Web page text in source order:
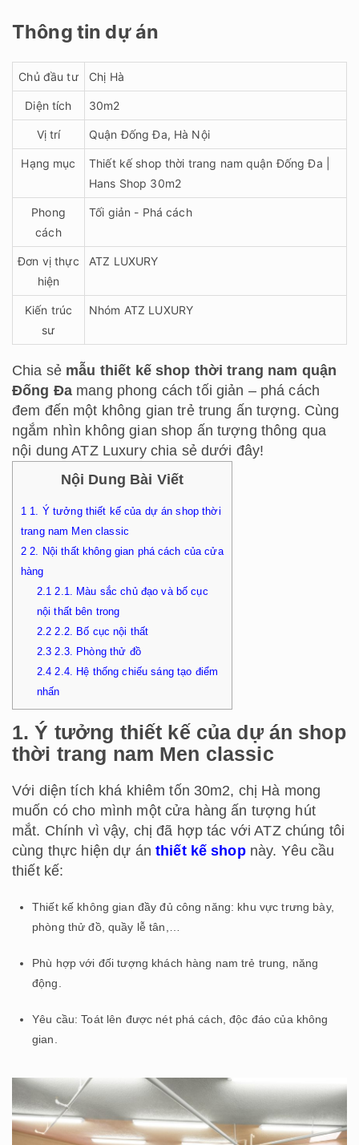
Thông tin dự án
Chủ đầu tư Chị Hà
Diện tích 30m2
Vị trí Quận Đống Đa, Hà Nội
Hạng mục
Thiết kế shop thời trang nam quận Đống Đa |
Hans Shop 30m2
Phong
cách
Tối giản - Phá cách
Đơn vị thực
hiện
ATZ LUXURY
Kiến trúc
sư
Nhóm ATZ LUXURY
Chia sẻ mẫu thiết kế shop thời trang nam quận
Đống Đamang phong cách tối giản – phá cách
đem đến một không gian trẻ trung ấn tượng. Cùng
ngắm nhìn không gian shop ấn tượng thông qua
nội dung ATZ Luxury chia sẻ dưới đây!
Nội Dung Bài Viết
1 1. Ý tưởng thiết kế của dự án shop thời
trang nam Men classic
2 2. Nội thất không gian phá cách của cửa
hàng
2.1 2.1. Màu sắc chủ đạo và bố cục
nội thất bên trong
2.2 2.2. Bố cục nội thất
2.3 2.3. Phòng thử đồ
2.4 2.4. Hệ thống chiếu sáng tạo điểm
nhấn
1. Ý tưởng thiết kế của dự án shop
thời trang nam Men classic
Với diện tích khá khiêm tốn 30m2, chị Hà mong
muốn có cho mình một cửa hàng ấn tượng hút
mắt. Chính vì vậy, chị đã hợp tác với ATZ chúng tôi
cùng thực hiện dự án thiết kế shop này. Yêu cầu
thiết kế:
Thiết kế không gian đầy đủ công năng: khu vực trưng bày,
phòng thử đồ, quầy lễ tân,…
Phù hợp với đối tượng khách hàng nam trẻ trung, năng
động.
Yêu cầu: Toát lên được nét phá cách, độc đáo của không
gian.